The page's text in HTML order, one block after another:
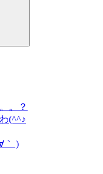
。？
(^^♪
｀ )